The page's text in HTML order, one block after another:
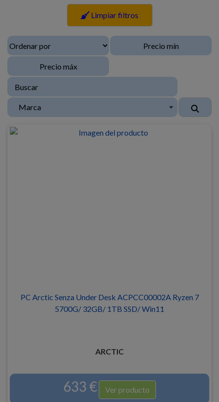
Limpiar filtros
Marca
PC Arctic Senza Under Desk ACPCC00002A Ryzen 7
5700G/ 32GB/ 1TB SSD/ Win11
ARCTIC
633 € Ver producto